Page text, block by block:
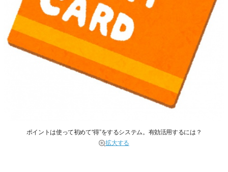
ポイントは使って初めて“得”をするシステム。有効活用するには？
拡大する